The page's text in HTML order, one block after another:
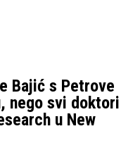
Bajić s Petrove
nego svi doktori
u New